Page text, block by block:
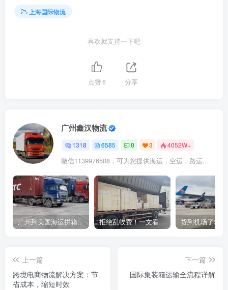
上海国际物流
喜欢就支持一下吧
点赞6 分享
广州鑫汉物流
1318 6585 0 3 4052W+
微信1139976508，可为您提供海运，空运，路运，铁路运输
广州到美国海运拼箱多少钱？2024年最新运费构成+隐藏费用避坑指南 拒绝乱收费！一文看懂中国货代计费套路，教你避开所有隐形坑
上一篇
跨境电商物流解决方案：节
省成本，缩短时效
下一篇
国际集装箱运输全流程详解